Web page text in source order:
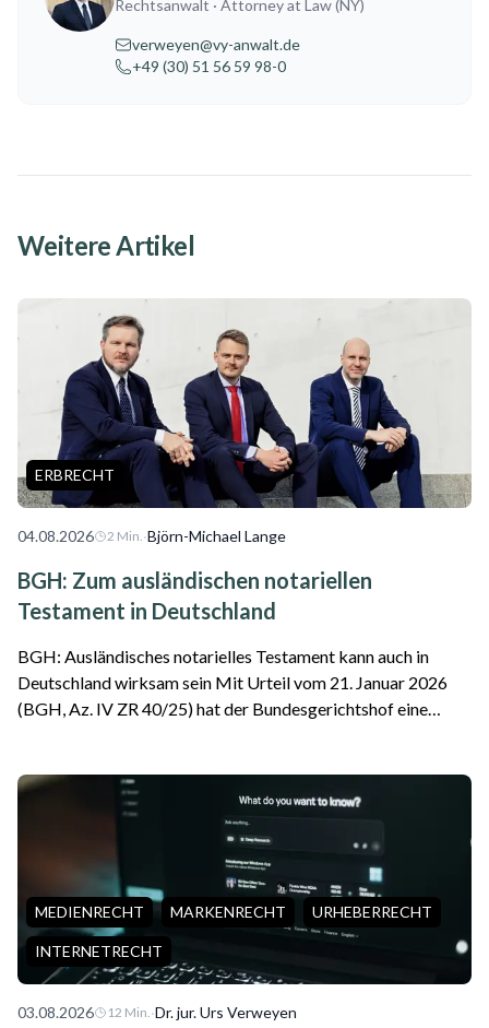
Rechtsanwalt · Attorney at Law (NY)
verweyen@vy-anwalt.de
+49 (30) 51 56 59 98-0
Weitere Artikel
ERBRECHT
04.08.2026 2 Min. ·Björn-Michael Lange
BGH: Zum ausländischen notariellen
Testament in Deutschland
BGH: Ausländisches notarielles Testament kann auch in
Deutschland wirksam sein Mit Urteil vom 21. Januar 2026
(BGH, Az. IV ZR 40/25) hat der Bundesgerichtshof eine
MEDIENRECHT MARKENRECHT URHEBERRECHT
INTERNETRECHT
03.08.2026 12 Min. ·Dr. jur. Urs Verweyen